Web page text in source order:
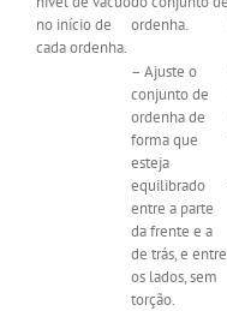
no início de
cada ordenha.
ordenha.
– Ajuste o
conjunto de
ordenha de
forma que
esteja
equilibrado
entre a parte
da frente e a
de trás, e entre
os lados, sem
torção.